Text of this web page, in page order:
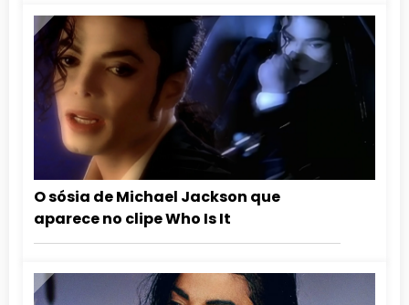
O sósia de Michael Jackson que
aparece no clipe Who Is It